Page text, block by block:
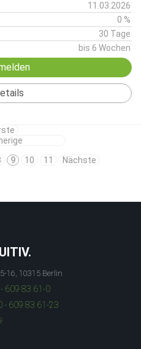
11.03.2026
0 %
30 Tage
bis 6 Wochen
9 10 11 Nächste
16, 10315 Berlin
609 83 61-0
- 609 83 61-23